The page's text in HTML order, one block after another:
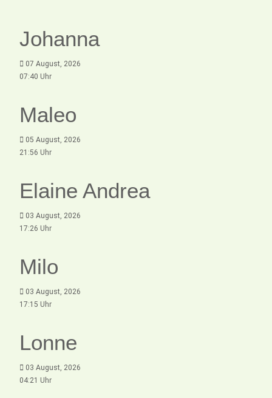
Johanna
07 August, 2026
07:40 Uhr
Maleo
05 August, 2026
21:56 Uhr
Elaine Andrea
03 August, 2026
17:26 Uhr
Milo
03 August, 2026
17:15 Uhr
Lonne
03 August, 2026
04:21 Uhr